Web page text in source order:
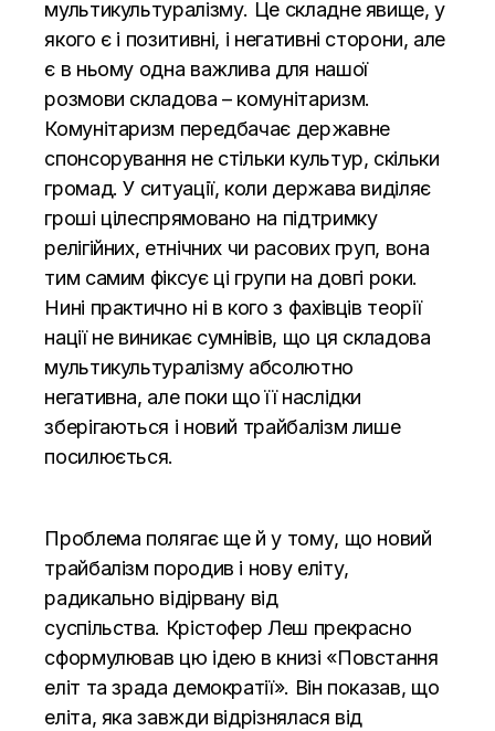
мультикультуралізму. Це складне явище, у
якого є і позитивні, і негативні сторони, але
є в ньому одна важлива для нашої
розмови складова – комунітаризм.
Комунітаризм передбачає державне
спонсорування не стільки культур, скільки
громад. У ситуації, коли держава виділяє
гроші цілеспрямовано на підтримку
релігійних, етнічних чи расових груп, вона
тим самим фіксує ці групи на довгі роки.
Нині практично ні в кого з фахівців теорії
нації не виникає сумнівів, що ця складова
мультикультуралізму абсолютно
негативна, але поки що її наслідки
зберігаються і новий трайбалізм лише
посилюється.
Проблема полягає ще й у тому, що новий
трайбалізм породив і нову еліту,
радикально відірвану від
суспільства. Крістофер Леш прекрасно
сформулював цю ідею в книзі «Повстання
еліт та зрада демократії». Він показав, що
еліта, яка завжди відрізнялася від